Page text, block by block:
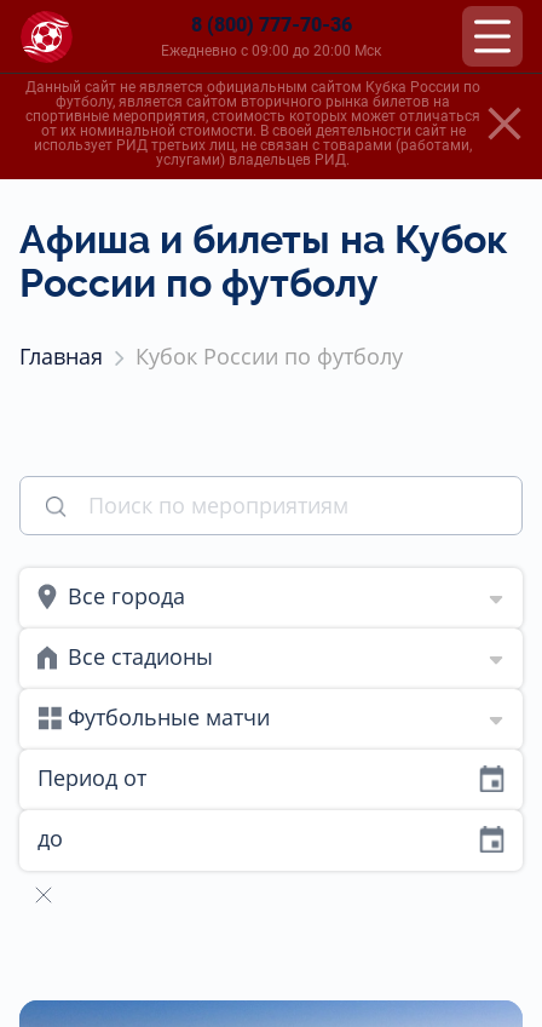
8 (800) 777-70-36
Ежедневно с 09:00 до 20:00 Мск
Данный сайт не является официальным сайтом Кубка России по
футболу, является сайтом вторичного рынка билетов на
спортивные мероприятия, стоимость которых может отличаться
от их номинальной стоимости. В своей деятельности сайт не
использует РИД третьих лиц, не связан с товарами (работами,
услугами) владельцев РИД.
Афиша и билеты на Кубок
России по футболу
Главная Кубок России по футболу
Все города
Все стадионы
Футбольные матчи
Период от
до